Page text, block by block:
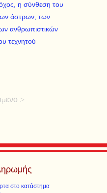
η σύνθεση του
άστρων, των
ανθρωπιστικών
τεχνητού
>
στο κατάστημα